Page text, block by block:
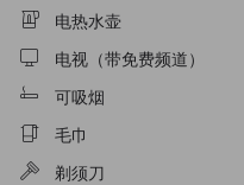
电热水壶
电视（带免费频道）
可吸烟
毛巾
剃须刀